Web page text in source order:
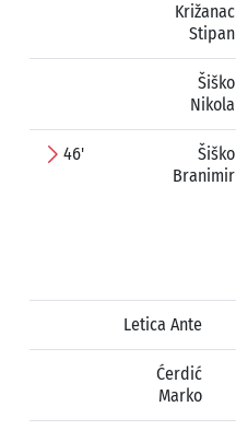
Križanac
Stipan
Šiško
Nikola
46'
Šiško
Branimir
Letica Ante
Ćerdić
Marko